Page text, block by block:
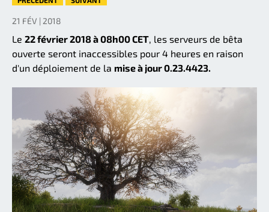
21 FÉV | 2018
Le 22 février 2018 à 08h00 CET, les serveurs de bêta
ouverte seront inaccessibles pour 4 heures en raison
d'un déploiement de la mise à jour 0.23.4423.